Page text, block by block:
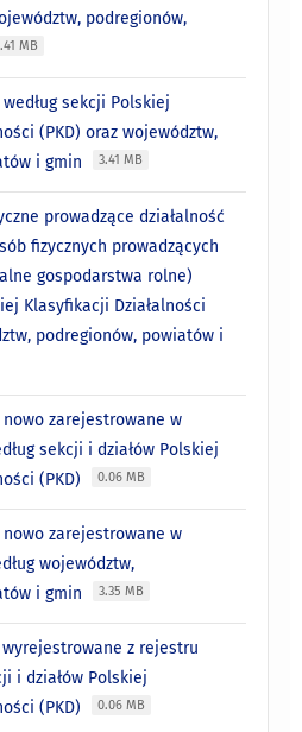
podregionów,
MB
sekcji Polskiej
(PKD) oraz województw,
i gmin
3.41 MB
prowadzące działalność
fizycznych prowadzących
gospodarstwa rolne)
Klasyfikacji Działalności
podregionów, powiatów i
zarejestrowane w
sekcji i działów Polskiej
(PKD)
0.06 MB
zarejestrowane w
województw,
i gmin
3.35 MB
z rejestru
i działów Polskiej
(PKD)
0.06 MB